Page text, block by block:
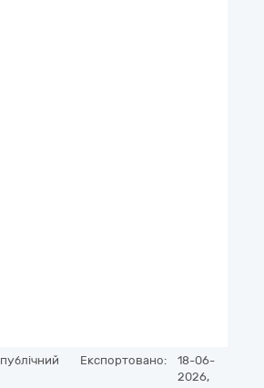
публічний Експортовано:
18-06-
2026,